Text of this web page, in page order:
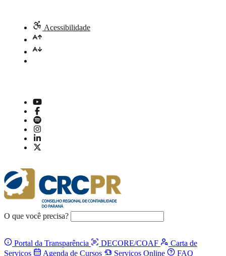
Acessibilidade
O que você precisa?
Portal da Transparência DECORE/COAF
Carta de
Serviços
Agenda de Cursos Serviços Online FAQ